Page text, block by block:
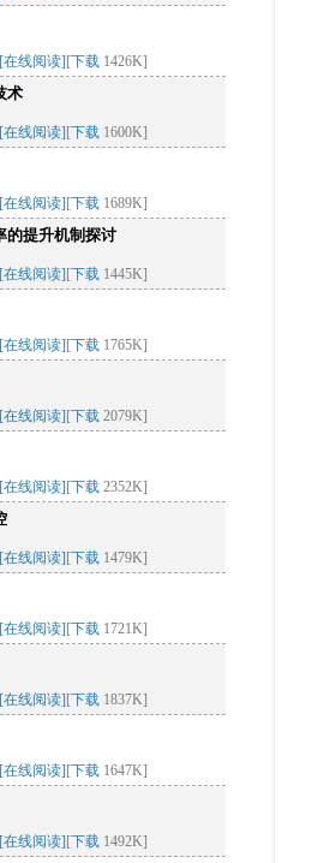
[在线阅读] [下载 1426K]
术
[在线阅读] [下载 1600K]
[在线阅读] [下载 1689K]
的提升机制探讨
[在线阅读] [下载 1445K]
[在线阅读] [下载 1765K]
[在线阅读] [下载 2079K]
[在线阅读] [下载 2352K]
[在线阅读] [下载 1479K]
[在线阅读] [下载 1721K]
[在线阅读] [下载 1837K]
[在线阅读] [下载 1647K]
[在线阅读] [下载 1492K]